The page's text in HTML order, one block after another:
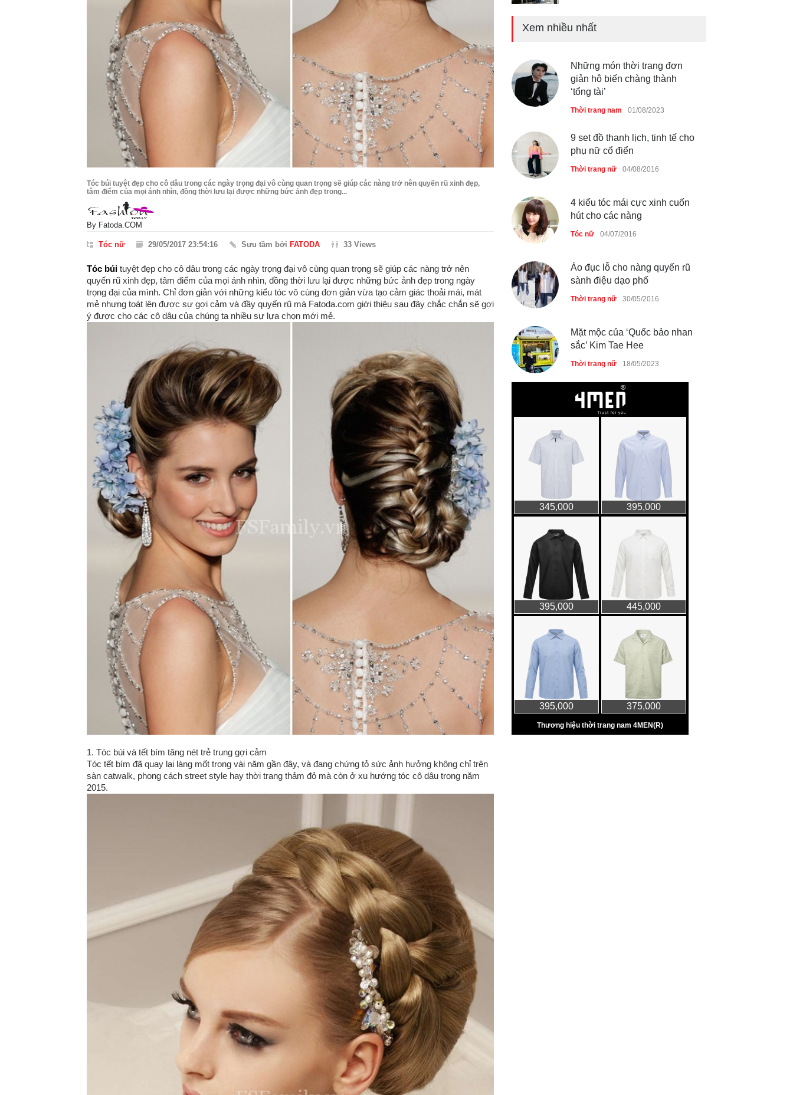
Tóc búi tuyệt đẹp cho cô dâu trong các ngày trọng đại vô cùng quan trọng sẽ giúp các nàng trở nên quyến rũ xinh đẹp,
tâm điểm của mọi ánh nhìn, đồng thời lưu lại được những bức ảnh đẹp trong...
By Fatoda.COM
Tóc nữ 29/05/2017 23:54:16 Sưu tầm bởi FATODA 33 Views
Tóc búi tuyệt đẹp cho cô dâu trong các ngày trọng đại vô cùng quan trọng sẽ giúp các nàng trở nên
quyến rũ xinh đẹp, tâm điểm của mọi ánh nhìn, đồng thời lưu lại được những bức ảnh đẹp trong ngày
trọng đại của mình. Chỉ đơn giản với những kiểu tóc vô cùng đơn giản vừa tạo cảm giác thoải mái, mát
mẻ nhưng toát lên được sự gợi cảm và đầy quyến rũ mà Fatoda.com giới thiệu sau đây chắc chắn sẽ gợi
ý được cho các cô dâu của chúng ta nhiều sự lựa chọn mới mẻ.
1. Tóc búi và tết bím tăng nét trẻ trung gợi cảm
Tóc tết bím đã quay lại làng mốt trong vài năm gần đây, và đang chứng tỏ sức ảnh hưởng không chỉ trên
sàn catwalk, phong cách street style hay thời trang thảm đỏ mà còn ở xu hướng tóc cô dâu trong năm
2015.
Mẫu áo khoác đẹp cho phụ
Thời trang nữ 21/10/2025
Chiếc áo dài cưới của Hoa
hậu Đỗ Hà ?
Xem nhiều nhất
Những món thời trang đơn
giản hô biến chàng thành
‘tổng tài’
Thời trang nam 01/08/2023
9 set đồ thanh lịch, tinh tế cho
phụ nữ cổ điển
Thời trang nữ 04/08/2016
4 kiểu tóc mái cực xinh cuốn
hút cho các nàng
Tóc nữ 04/07/2016
Áo đục lỗ cho nàng quyến rũ
sành điệu dạo phố
Thời trang nữ 30/05/2016
Mặt mộc của ‘Quốc bảo nhan
sắc’ Kim Tae Hee
Thời trang nữ 18/05/2023